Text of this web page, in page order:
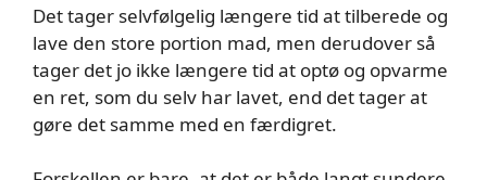
Det tager selvfølgelig længere tid at tilberede og
lave den store portion mad, men derudover så
tager det jo ikke længere tid at optø og opvarme
en ret, som du selv har lavet, end det tager at
gøre det samme med en færdigret.